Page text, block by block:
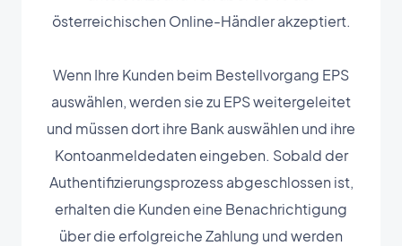
österreichischen Online-Händler akzeptiert.
Wenn Ihre Kunden beim Bestellvorgang EPS
auswählen, werden sie zu EPS weitergeleitet
und müssen dort ihre Bank auswählen und ihre
Kontoanmeldedaten eingeben. Sobald der
Authentifizierungsprozess abgeschlossen ist,
erhalten die Kunden eine Benachrichtigung
über die erfolgreiche Zahlung und werden